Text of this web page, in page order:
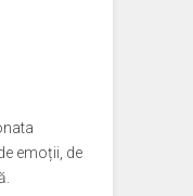
emoții, de